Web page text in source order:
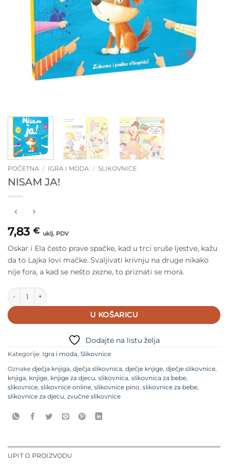
POČETNA / IGRA I MODA / SLIKOVNICE
NISAM JA!
7,83 € uklj. PDV
Oskar i Ela često prave spačke, kad u trci sruše ljestve, kažu
da to Lajka lovi mačke. Svaljivati krivnju na druge nikako
nije fora, a kad se nešto zezne, to priznati se mora.
Nisam ja! količina
U KOŠARICU
Dodajte na listu želja
Kategorije: Igra i moda Slikovnice
Oznake dječja knjiga dječja slikovnica dječje knjige dječje slikovnice
knjiga knjige knjige za djecu slikovnica slikovnica za bebe
slikovnice slikovnice online slikovnice pino slikovnice za bebe
slikovnice za djecu zvučne slikovnice
UPIT O PROIZVODU